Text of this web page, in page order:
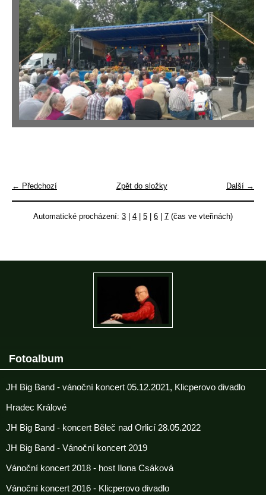
← Předchozí Další →
Zpět do složky
Automatické procházení: 3 | 4 | 5 | 6 | 7 (čas ve vteřinách)
Fotoalbum
JH Big Band - vánoční koncert 05.12.2021, Klicperovo divadlo
Hradec Králové
JH Big Band - koncert Běleč nad Orlicí 28.05.2022
JH Big Band - Vánoční koncert 2019
Vánoční koncert 2018 - host Ilona Csáková
Vánoční koncert 2016 - Klicperovo divadlo